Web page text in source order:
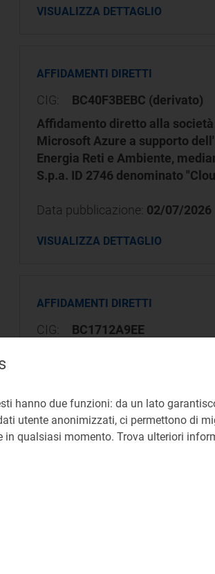
VISUALIZZA DETTAGLIO
AFFIDAMENTI DIRETTI
CIG:
BC40F3BEBC (derivato)
Affidamento diretto alla
Microsoft Azure a supporto
Energia Reti e Ambiente,
S.p.a. ID 2746 denominato
Data pubblicazione: 02/07/2026
VISUALIZZA DETTAGLIO
AFFIDAMENTI DIRETTI
CIG:
BC1712A9EE
Affidamento diretto alla
per la partecipazione di due
Data pubblicazione:22/06/2026
Affidamento diretto al
hanno due funzioni: da un lato
utente anonimizzati, ci permettono di
qualsiasi momento. Trova ulteriori